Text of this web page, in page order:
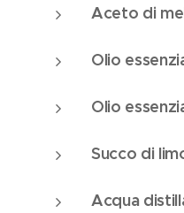
Aceto di
Olio
Olio
Succo di
Acqua